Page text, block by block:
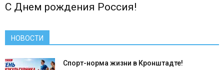
С Днем рождения Россия!
НОВОСТИ
Спорт-норма жизни в Кронштадте!